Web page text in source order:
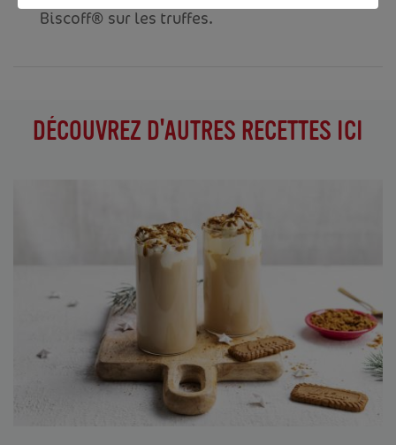
Biscoff® sur les truffes.
DÉCOUVREZ D'AUTRES RECETTES ICI